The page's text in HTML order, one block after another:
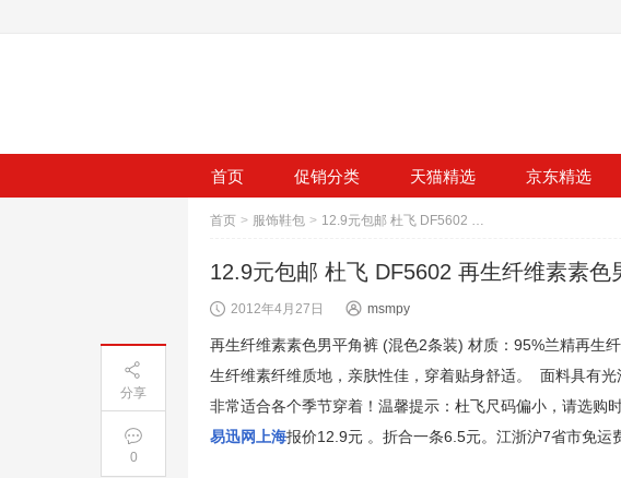
首页 促销分类 天猫精选 京东精选
首页 > 服饰鞋包 > 12.9元包邮 杜飞 DF5602 再生纤维素素色男平角裤 (混色2条装)
12.9元包邮 杜飞 DF5602 再生纤维素素色
2012年4月27日 msmpy
再生纤维素素色男平角裤 (混色2条装) 材质：95%兰精再生
生纤维素纤维质地，亲肤性佳，穿着贴身舒适。 面料具有
非常适合各个季节穿着！温馨提示：杜飞尺码偏小，请选购
易迅网上海报价12.9元 。折合一条6.5元。江浙沪7省市免运
分享
0